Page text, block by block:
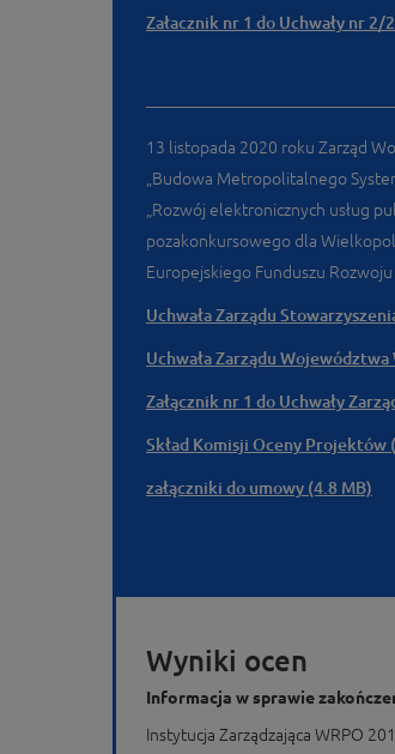
Załacznik nr 1 do Uchwały nr
13 listopada 2020 roku Zarząd
„Budowa Metropolitalnego
„Rozwój elektronicznych usług
pozakonkursowego dla
Europejskiego Funduszu
Uchwała Zarządu
Uchwała Zarządu
Załącznik nr 1 do Uchwały
Skład Komisji Oceny Projektów
załączniki do umowy (4.8 MB)
Wyniki ocen
Informacja w sprawie
Instytucja Zarządzająca WRPO